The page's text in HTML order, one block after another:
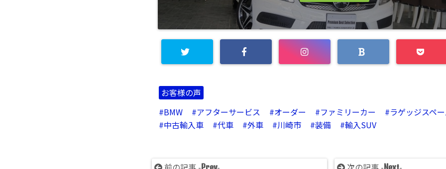
お客様の声
BMW
アフターサービス オーダー ファミリーカー
ラゲッジスペ
中古輸入車
代車 外車 川崎市 装備 輸入SUV
Prev Next